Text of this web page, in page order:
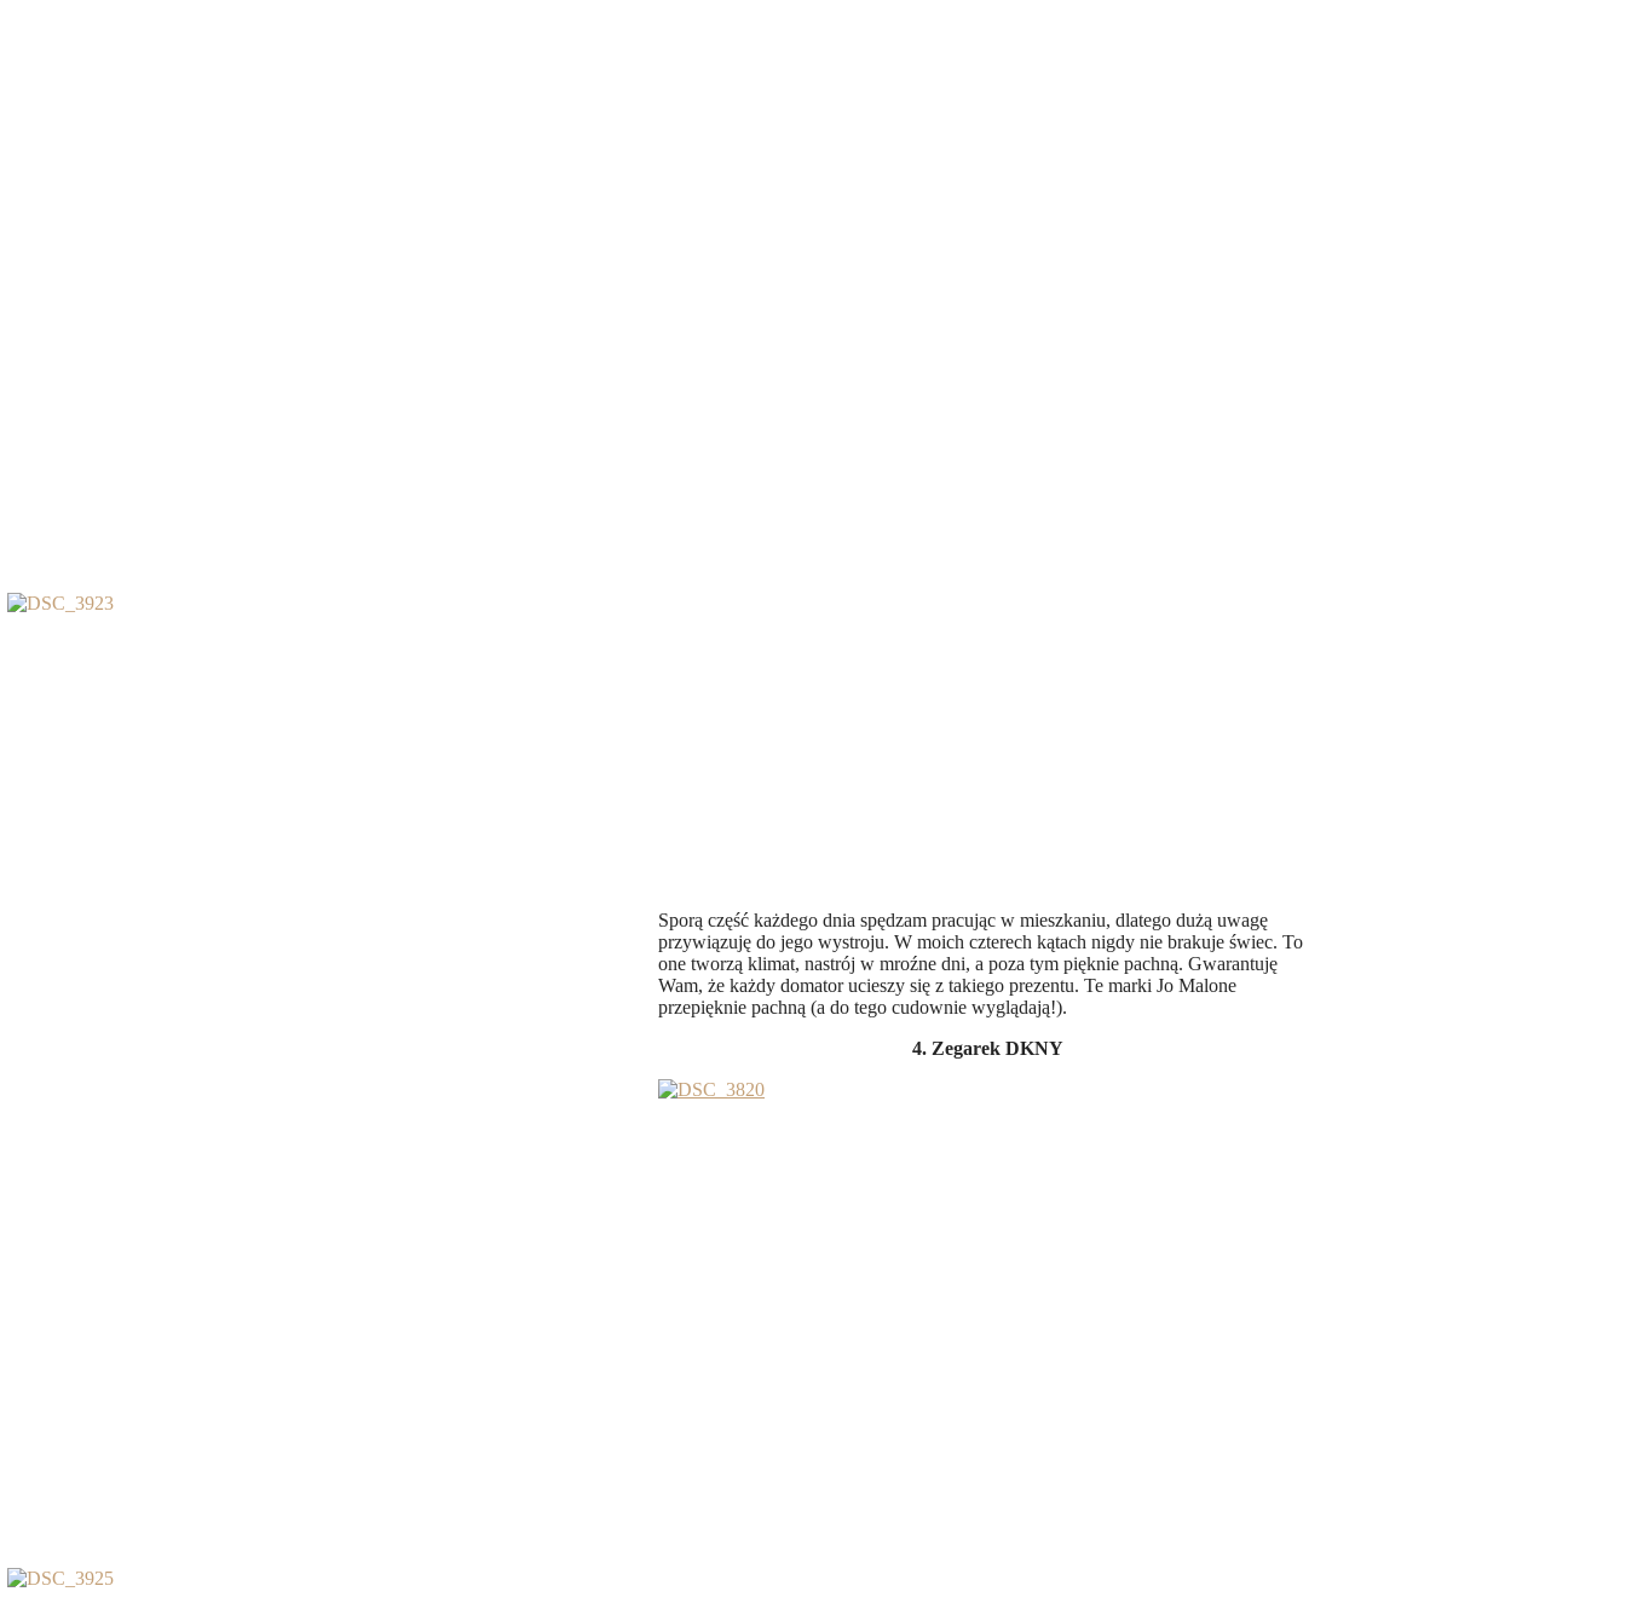
Sporą część każdego dnia spędzam pracując w mieszkaniu, dlatego dużą uwagę
przywiązuję do jego wystroju. W moich czterech kątach nigdy nie brakuje świec. To
one tworzą klimat, nastrój w mroźne dni, a poza tym pięknie pachną. Gwarantuję
Wam, że każdy domator ucieszy się z takiego prezentu. Te marki Jo Malone
przepięknie pachną (a do tego cudownie wyglądają!).
4. Zegarek DKNY